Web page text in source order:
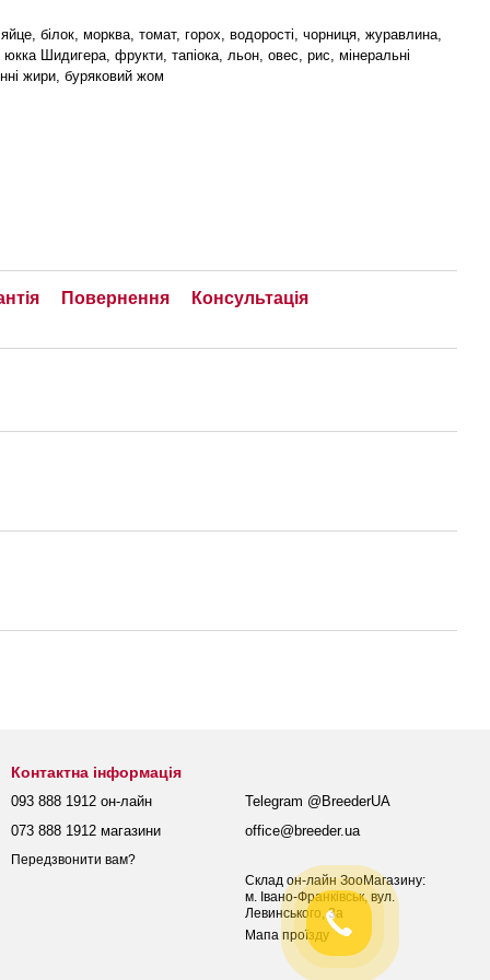
білок, морква, томат, горох, водорості, чорниця, журавлина,
Шидигера, фрукти, тапіока, льон, овес, рис, мінеральні
жири, буряковий жом
Повернення Консультація
Контактна інформація
093 888 1912 он-лайн
073 888 1912 магазини
Передзвонити вам?
Telegram @BreederUA
office@breeder.ua
Склад он-лайн ЗооМагазину:
м. Івано-Франківськ, вул.
Левинського, 3а
Мапа проїзду